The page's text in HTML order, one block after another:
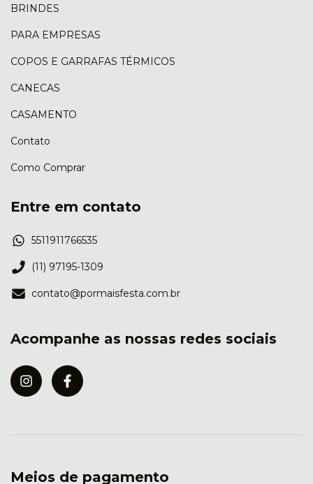
BRINDES
PARA EMPRESAS
COPOS E GARRAFAS TÉRMICOS
CANECAS
CASAMENTO
Contato
Como Comprar
Entre em contato
5511911766535
(11) 97195-1309
contato@pormaisfesta.com.br
Acompanhe as nossas redes sociais
Meios de pagamento